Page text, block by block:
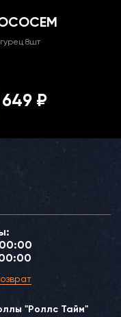
8шт
649 ₽
"Роллс Тайм"